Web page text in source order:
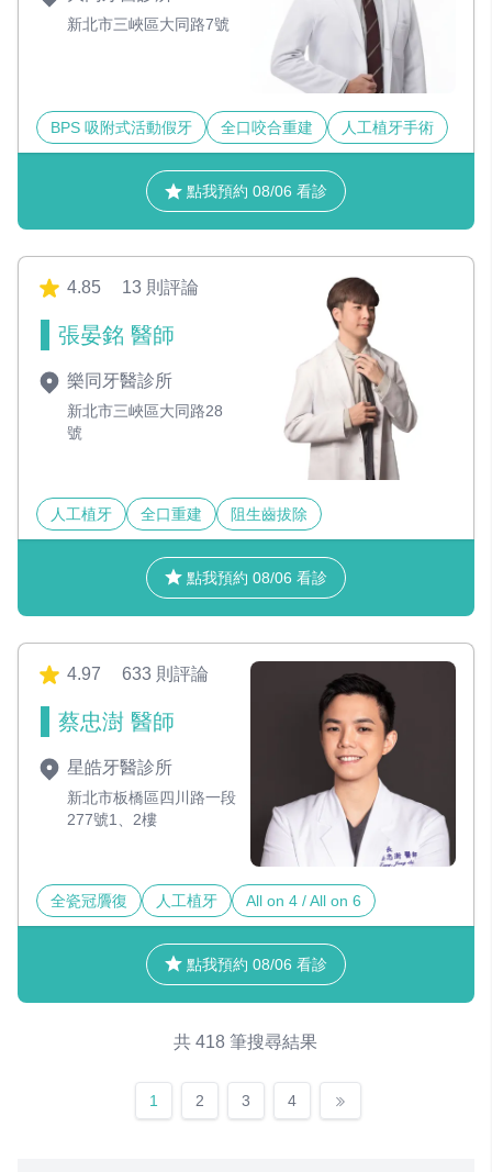
新北市三峽區大同路7號
BPS 吸附式活動假牙 全口咬合重建 人工植牙手術
點我預約 08/06 看診
4.85 13 則評論
張晏銘 醫師
樂同牙醫診所
新北市三峽區大同路28
號
人工植牙 全口重建 阻生齒拔除
點我預約 08/06 看診
4.97 633 則評論
蔡忠澍 醫師
星皓牙醫診所
新北市板橋區四川路一段
277號1、2樓
全瓷冠贗復 人工植牙 All on 4 / All on 6
點我預約 08/06 看診
共 418 筆搜尋結果
1 2 3 4